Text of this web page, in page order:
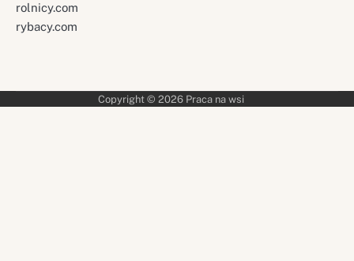
rolnicy.com
rybacy.com
Copyright © 2026 Praca na wsi